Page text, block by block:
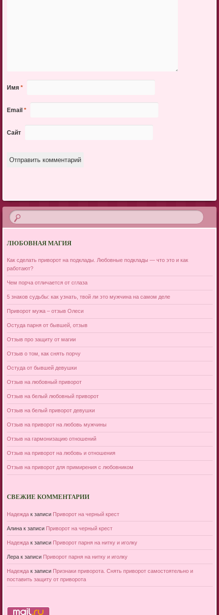
Имя *
Email *
Сайт
ЛЮБОВНАЯ МАГИЯ
Как сделать приворот на подклады. Любовные подклады — что это и как
работают?
Чем порча отличается от сглаза
5 знаков судьбы: как узнать, твой ли это мужчина на самом деле
Приворот мужа – отзыв Олеси
Остуда парня от бывшей, отзыв
Отзыв про защиту от магии
Отзыв о том, как снять порчу
Остуда от бывшей девушки
Отзыв на любовный приворот
Отзыв на белый любовный приворот
Отзыв на белый приворот девушки
Отзыв на приворот на любовь мужчины
Отзыв на гармонизацию отношений
Отзыв на приворот на любовь и отношения
Отзыв на приворот для примирения с любовником
СВЕЖИЕ КОММЕНТАРИИ
Надеждак записи Приворот на черный крест
Алинак записи Приворот на черный крест
Надеждак записи Приворот парня на нитку и иголку
Лерак записи Приворот парня на нитку и иголку
Надеждак записи Признаки приворота. Снять приворот самостоятельно и
поставить защиту от приворота